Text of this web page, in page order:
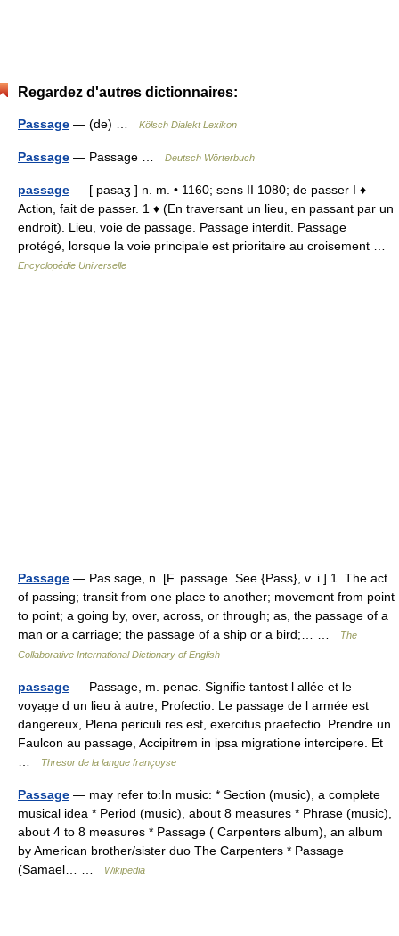
Regardez d'autres dictionnaires:
Passage — (de) … Kölsch Dialekt Lexikon
Passage — Passage … Deutsch Wörterbuch
passage — [ pasaʒ ] n. m. • 1160; sens II 1080; de passer I ♦
Action, fait de passer. 1 ♦ (En traversant un lieu, en passant par un
endroit). Lieu, voie de passage. Passage interdit. Passage
protégé, lorsque la voie principale est prioritaire au croisement …
Encyclopédie Universelle
Passage — Pas sage, n. [F. passage. See {Pass}, v. i.] 1. The act
of passing; transit from one place to another; movement from point
to point; a going by, over, across, or through; as, the passage of a
man or a carriage; the passage of a ship or a bird;… …
The
Collaborative International Dictionary of English
passage — Passage, m. penac. Signifie tantost l allée et le
voyage d un lieu à autre, Profectio. Le passage de l armée est
dangereux, Plena periculi res est, exercitus praefectio. Prendre un
Faulcon au passage, Accipitrem in ipsa migratione intercipere. Et
Thresor de la langue françoyse
Passage — may refer to:In music: * Section (music), a complete
musical idea * Period (music), about 8 measures * Phrase (music),
about 4 to 8 measures * Passage ( Carpenters album), an album
by American brother/sister duo The Carpenters * Passage
(Samael… …
Wikipedia